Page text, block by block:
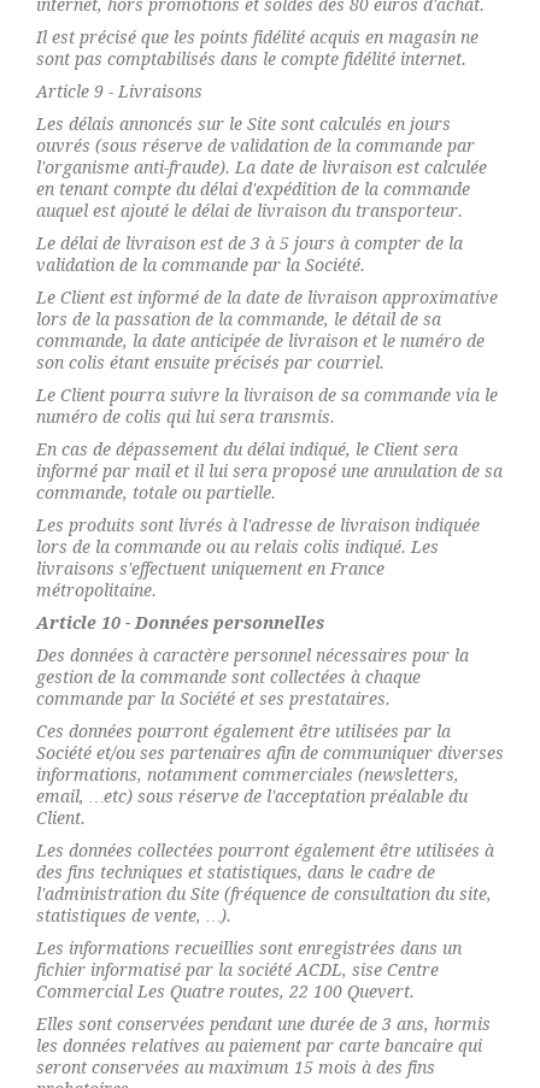
internet, hors promotions et soldes dès 80 euros d'achat.
Il est précisé que les points fidélité acquis en magasin ne
sont pas comptabilisés dans le compte fidélité internet.
Article 9 - Livraisons
Les délais annoncés sur le Site sont calculés en jours
ouvrés (sous réserve de validation de la commande par
l'organisme anti-fraude). La date de livraison est calculée
en tenant compte du délai d'expédition de la commande
auquel est ajouté le délai de livraison du transporteur.
Le délai de livraison est de 3 à 5 jours à compter de la
validation de la commande par la Société.
Le Client est informé de la date de livraison approximative
lors de la passation de la commande, le détail de sa
commande, la date anticipée de livraison et le numéro de
son colis étant ensuite précisés par courriel.
Le Client pourra suivre la livraison de sa commande via le
numéro de colis qui lui sera transmis.
En cas de dépassement du délai indiqué, le Client sera
informé par mail et il lui sera proposé une annulation de sa
commande, totale ou partielle.
Les produits sont livrés à l'adresse de livraison indiquée
lors de la commande ou au relais colis indiqué. Les
livraisons s'effectuent uniquement en France
métropolitaine.
Article 10 - Données personnelles
Des données à caractère personnel nécessaires pour la
gestion de la commande sont collectées à chaque
commande par la Société et ses prestataires.
Ces données pourront également être utilisées par la
Société et/ou ses partenaires afin de communiquer diverses
informations, notamment commerciales (newsletters,
email, …etc) sous réserve de l'acceptation préalable du
Client.
Les données collectées pourront également être utilisées à
des fins techniques et statistiques, dans le cadre de
l'administration du Site (fréquence de consultation du site,
statistiques de vente, …).
Les informations recueillies sont enregistrées dans un
fichier informatisé par la société ACDL, sise Centre
Commercial Les Quatre routes, 22 100 Quevert.
Elles sont conservées pendant une durée de 3 ans, hormis
les données relatives au paiement par carte bancaire qui
seront conservées au maximum 15 mois à des fins